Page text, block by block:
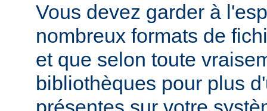
Vous devez garder à
nombreux formats de
et que selon toute
bibliothèques pour plus